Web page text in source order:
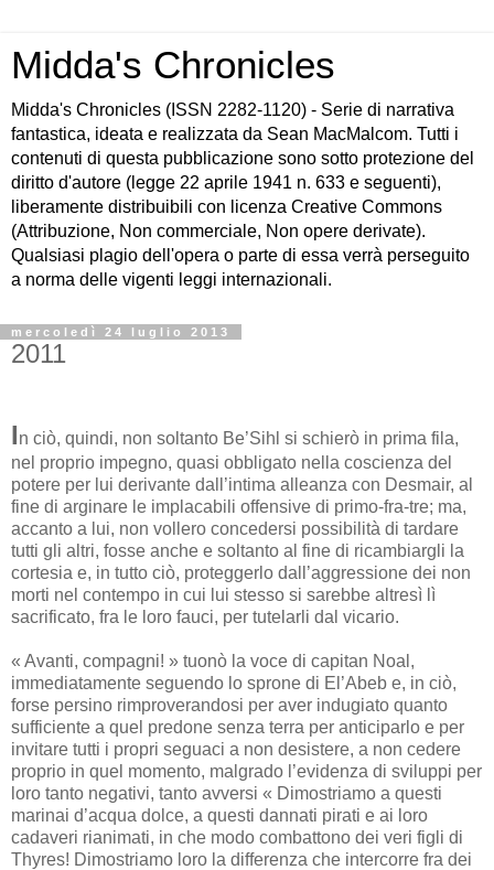
Midda's Chronicles
Midda's Chronicles (ISSN 2282-1120) - Serie di narrativa
fantastica, ideata e realizzata da Sean MacMalcom. Tutti i
contenuti di questa pubblicazione sono sotto protezione del
diritto d'autore (legge 22 aprile 1941 n. 633 e seguenti),
liberamente distribuibili con licenza Creative Commons
(Attribuzione, Non commerciale, Non opere derivate).
Qualsiasi plagio dell'opera o parte di essa verrà perseguito
a norma delle vigenti leggi internazionali.
mercoledì 24 luglio 2013
2011
In ciò, quindi, non soltanto Be’Sihl si schierò in prima fila,
nel proprio impegno, quasi obbligato nella coscienza del
potere per lui derivante dall’intima alleanza con Desmair, al
fine di arginare le implacabili offensive di primo-fra-tre; ma,
accanto a lui, non vollero concedersi possibilità di tardare
tutti gli altri, fosse anche e soltanto al fine di ricambiargli la
cortesia e, in tutto ciò, proteggerlo dall’aggressione dei non
morti nel contempo in cui lui stesso si sarebbe altresì lì
sacrificato, fra le loro fauci, per tutelarli dal vicario.
« Avanti, compagni! » tuonò la voce di capitan Noal,
immediatamente seguendo lo sprone di El’Abeb e, in ciò,
forse persino rimproverandosi per aver indugiato quanto
sufficiente a quel predone senza terra per anticiparlo e per
invitare tutti i propri seguaci a non desistere, a non cedere
proprio in quel momento, malgrado l’evidenza di sviluppi per
loro tanto negativi, tanto avversi « Dimostriamo a questi
marinai d’acqua dolce, a questi dannati pirati e ai loro
cadaveri rianimati, in che modo combattono dei veri figli di
Thyres! Dimostriamo loro la differenza che intercorre fra dei